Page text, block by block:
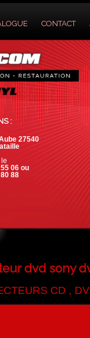
CONTACT
:
27540
06 ou
88
dvd sony
CD ,